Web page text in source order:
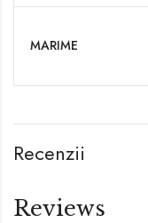
MARIME
Recenzii
Reviews